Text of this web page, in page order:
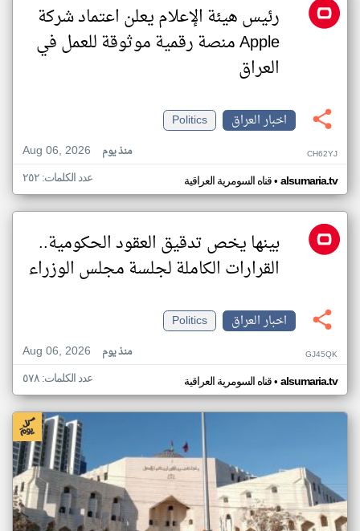
رئيس هيئة الإعلام يعلن اعتماد شركة
Apple منصة رقمية موثوقة للعمل في
العراق
اخبار العراق
Politics
Aug 06, 2026
منذ يوم CH62YJ
قناه السومرية العراقية• alsumaria.tv عدد الكلمات: ٢٥٢
بينها يخص تدقيق العقود الحكومية..
القرارات الكاملة لجلسة مجلس الوزراء
اخبار العراق
Politics
Aug 06, 2026
منذ يوم GJ45QK
قناه السومرية العراقية• alsumaria.tv عدد الكلمات: ٥٧٨